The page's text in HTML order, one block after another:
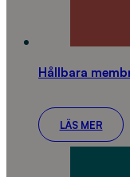
Hållbara
LÄS MER